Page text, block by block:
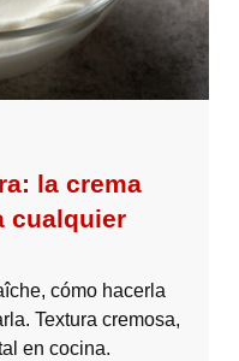
la crema
cualquier
cómo hacerla
Textura cremosa,
en cocina.